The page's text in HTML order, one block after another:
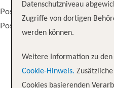
Posted on
Robin
Posted in
Unkategorisiert
Datenschutzniveau
Zugriffe von dortigen
werden können.
Weitere Information zu den
Cookie-Hinweis.
Cookies basierenden